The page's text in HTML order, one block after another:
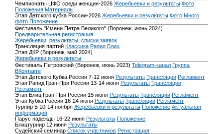
Чемпионаты ЦФО среди женщин-2026 Жеребьевки и результаты Фото
Положения Материалы
Этап Детского кубка России-2026 Жеребьевки и результаты Фото Много
фото Положение
Фестиваль "Имени Петра Великого" (Воронеж, июнь 2024)
Предварительная регистрация
Жеребьевки, результаты, списки заявок
Трансляция партий Классика Рапид Блиц
Этап ДКР (Воронеж, май 2024)
Жеребьевки и результаты
Фестиваль Петровский (Воронеж, июнь 2023) Telegram-канал Группа
ВКонтакте
Этап Детского Кубка России 7-12 июня Результаты Трансляции Регламент
Этап Рапид Гран-При России 13-14 июня Результаты Трансляции
Регламент
Этап Блиц Гран-При России 15 июня Результаты Трансляции Регламент
Этап Кубка России 16-24 июня Результаты Трансляции Регламент
Турнир Б 10-14 ноября Жеребьевки и результаты Положение Актуальная
информация
Парус надежды 16-22 июня Результаты Положение
Блицтурнир 12 июня Результаты
Судейский семинар Список участников Регистрация